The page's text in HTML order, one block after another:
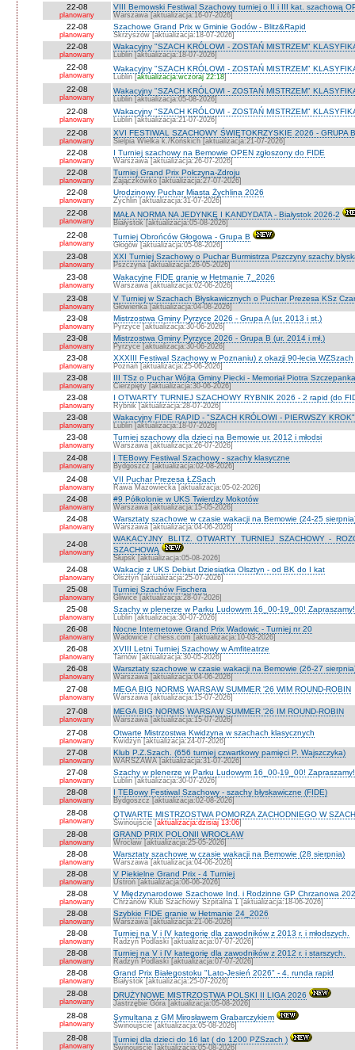
22-08
planowany
VIII Bemowski Festiwal Szachowy turniej o II i III kat. szachową
Warszawa [aktualizacja:16-07-2026]
22-08
planowany
Szachowe Grand Prix w Gminie Godów - Blitz&Rapid
Skrzyszów [aktualizacja:18-07-2026]
22-08
planowany
Wakacyjny "SZACH KRÓLOWI - ZOSTAŃ MISTRZEM"
Lublin [aktualizacja:18-07-2026]
22-08
planowany
Wakacyjny "SZACH KRÓLOWI - ZOSTAŃ MISTRZEM"
Lublin [aktualizacja:wczoraj 22:18]
22-08
planowany
Wakacyjny "SZACH KRÓLOWI - ZOSTAŃ MISTRZEM"
Lublin [aktualizacja:05-08-2026]
22-08
planowany
Wakacyjny "SZACH KRÓLOWI - ZOSTAŃ MISTRZEM"
Lublin [aktualizacja:21-07-2026]
22-08
planowany
XVI FESTIWAL SZACHOWY ŚWIĘTOKRZYSKIE 2026 - GRUPA B
Sielpia Wielka k./Końskich [aktualizacja:21-07-2026]
22-08
planowany
I Turniej szachowy na Bemowie OPEN zgłoszony do FIDE
Warszawa [aktualizacja:26-07-2026]
22-08
planowany
Turniej Grand Prix Połczyna-Zdroju
Zajączkówko [aktualizacja:27-07-2026]
22-08
planowany
Urodzinowy Puchar Miasta Żychlina 2026
Żychlin [aktualizacja:31-07-2026]
22-08
planowany
MAŁA NORMA NA JEDYNKĘ I KANDYDATA - Białystok 2026-2
Białystok [aktualizacja:05-08-2026]
22-08
planowany
Turniej Obrońców Głogowa - Grupa B
Głogów [aktualizacja:05-08-2026]
23-08
planowany
XXI Turniej Szachowy o Puchar Burmistrza Pszczyny szachy
Pszczyna [aktualizacja:26-05-2026]
23-08
planowany
Wakacyjne FIDE granie w Hetmanie 7_2026
Warszawa [aktualizacja:02-06-2026]
23-08
planowany
V Turniej w Szachach Błyskawicznych o Puchar Prezesa KSz
Głowienka [aktualizacja:04-08-2026]
23-08
planowany
Mistrzostwa Gminy Pyrzyce 2026 - Grupa A (ur. 2013 i st.)
Pyrzyce [aktualizacja:30-06-2026]
23-08
planowany
Mistrzostwa Gminy Pyrzyce 2026 - Grupa B (ur. 2014 i mł.)
Pyrzyce [aktualizacja:30-06-2026]
23-08
planowany
XXXIII Festiwal Szachowy w Poznaniu) z okazji 90-lecia WZSzach
Poznań [aktualizacja:25-06-2026]
23-08
planowany
III TSz o Puchar Wójta Gminy Piecki - Memoriał Piotra
Cierzpięty [aktualizacja:30-06-2026]
23-08
planowany
I OTWARTY TURNIEJ SZACHOWY RYBNIK 2026 - 2 rapid (do
Rybnik [aktualizacja:28-07-2026]
23-08
planowany
Wakacyjny FIDE RAPID - "SZACH KRÓLOWI - PIERWSZY
Lublin [aktualizacja:18-07-2026]
23-08
planowany
Turniej szachowy dla dzieci na Bemowie ur. 2012 i młodsi
Warszawa [aktualizacja:26-07-2026]
24-08
planowany
I TEBowy Festiwal Szachowy - szachy klasyczne
Bydgoszcz [aktualizacja:02-08-2026]
24-08
planowany
VII Puchar Prezesa ŁZSach
Rawa Mazowiecka [aktualizacja:05-02-2026]
24-08
planowany
#9 Półkolonie w UKS Twierdzy Mokotów
Warszawa [aktualizacja:15-05-2026]
24-08
planowany
Warsztaty szachowe w czasie wakacji na Bemowie (24-25
Warszawa [aktualizacja:04-06-2026]
24-08
planowany
WAKACYJNY BLITZ. OTWARTY TURNIEJ SZACHOWY -
SZACHOWĄ
Słupsk [aktualizacja:05-08-2026]
24-08
planowany
Wakacje z UKS Debiut Dziesiątka Olsztyn - od BK do I kat
Olsztyn [aktualizacja:25-07-2026]
25-08
planowany
Turniej Szachów Fischera
Gliwice [aktualizacja:28-07-2026]
25-08
planowany
Szachy w plenerze w Parku Ludowym 16_00-19_00! Zapraszamy!
Lublin [aktualizacja:30-07-2026]
26-08
planowany
Nocne Internetowe Grand Prix Wadowic - Turniej nr 20
Wadowice / chess.com [aktualizacja:10-03-2026]
26-08
planowany
XVIII Letni Turniej Szachowy w Amfiteatrze
Tarnów [aktualizacja:30-05-2026]
26-08
planowany
Warsztaty szachowe w czasie wakacji na Bemowie (26-27
Warszawa [aktualizacja:04-06-2026]
27-08
planowany
MEGA BIG NORMS WARSAW SUMMER '26 WIM ROUND-ROBIN
Warszawa [aktualizacja:15-07-2026]
27-08
planowany
MEGA BIG NORMS WARSAW SUMMER '26 IM ROUND-ROBIN
Warszawa [aktualizacja:15-07-2026]
27-08
planowany
Otwarte Mistrzostwa Kwidzyna w szachach klasycznych
Kwidzyn [aktualizacja:24-07-2026]
27-08
planowany
Klub P.Z.Szach. (656 turniej czwartkowy pamięci P. Wajszczyka)
WARSZAWA [aktualizacja:31-07-2026]
27-08
planowany
Szachy w plenerze w Parku Ludowym 16_00-19_00! Zapraszamy!
Lublin [aktualizacja:30-07-2026]
28-08
planowany
I TEBowy Festiwal Szachowy - szachy błyskawiczne (FIDE)
Bydgoszcz [aktualizacja:02-08-2026]
28-08
planowany
OTWARTE MISTRZOSTWA POMORZA ZACHODNIEGO W
Świnoujście [aktualizacja:dzisiaj 13:06]
28-08
planowany
GRAND PRIX POLONII WROCŁAW
Wrocław [aktualizacja:25-05-2026]
28-08
planowany
Warsztaty szachowe w czasie wakacji na Bemowie (28 sierpnia)
Warszawa [aktualizacja:04-06-2026]
28-08
planowany
V Piekielne Grand Prix - 4 Turniej
Ustroń [aktualizacja:06-06-2026]
28-08
planowany
V Międzynarodowe Szachowe Ind. i Rodzinne GP Chrzanowa
Chrzanów Klub Szachowy Szpitalna 1 [aktualizacja:18-06-2026]
28-08
planowany
Szybkie FIDE granie w Hetmanie 24_2026
Warszawa [aktualizacja:21-06-2026]
28-08
planowany
Turniej na V i IV kategorię dla zawodników z 2013 r. i młodszych.
Radzyń Podlaski [aktualizacja:07-07-2026]
28-08
planowany
Turniej na V i IV kategorię dla zawodników z 2012 r. i starszych.
Radzyń Podlaski [aktualizacja:07-07-2026]
28-08
planowany
Grand Prix Białegostoku "Lato-Jesień 2026" - 4. runda rapid
Białystok [aktualizacja:25-07-2026]
28-08
planowany
DRUŻYNOWE MISTRZOSTWA POLSKI II LIGA 2026
Jastrzębie Góra [aktualizacja:05-08-2026]
28-08
planowany
Symultana z GM Mirosławem Grabarczykiem
Świnoujście [aktualizacja:05-08-2026]
28-08
planowany
Turniej dla dzieci do 16 lat ( do 1200 PZSzach )
Świnoujście [aktualizacja:05-08-2026]